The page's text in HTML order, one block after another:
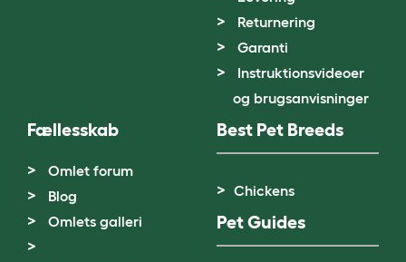
Returnering
Garanti
Instruktionsvideoer
og brugsanvisninger
Fællesskab
Omlet forum
Blog
Omlets galleri
Best Pet Breeds
Chickens
Pet Guides